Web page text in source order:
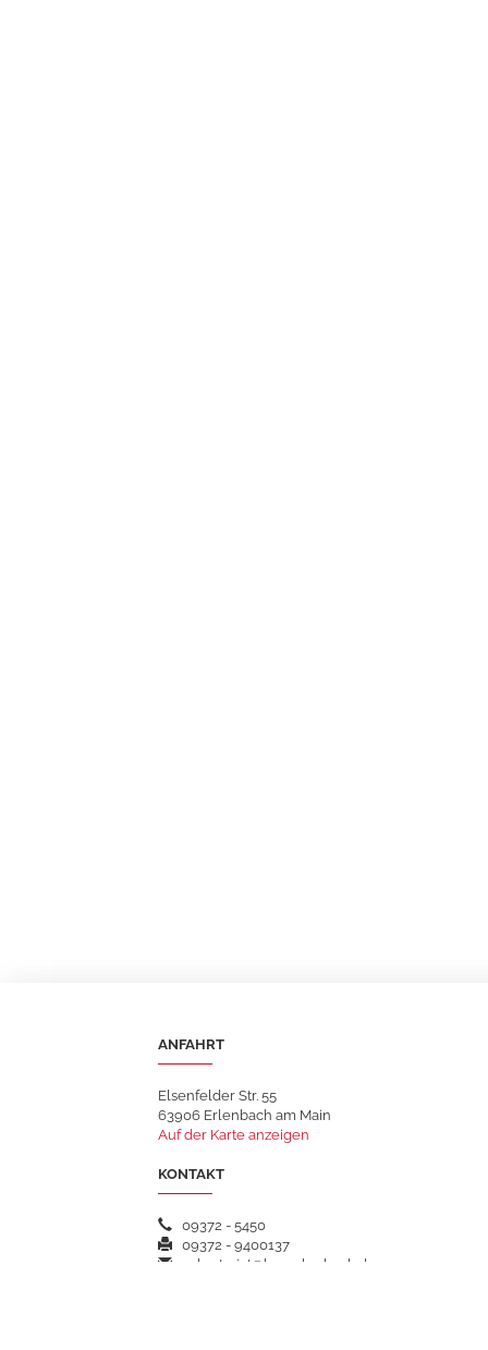
ANFAHRT
Elsenfelder Str. 55
63906 Erlenbach am Main
Auf der Karte anzeigen
KONTAKT
09372 - 5450
09372 - 9400137
sekretariat@hsgerlenbach.de